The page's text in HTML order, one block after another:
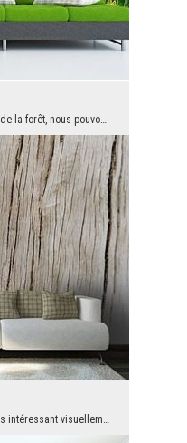
Ici, nous avons une vue parfaite de la forêt, nous pouvons profiter de ces charmes seulement que...
Le bois, plus âgé est encore plus intéressant visuellement. En constante évolution. Cela s' appl...